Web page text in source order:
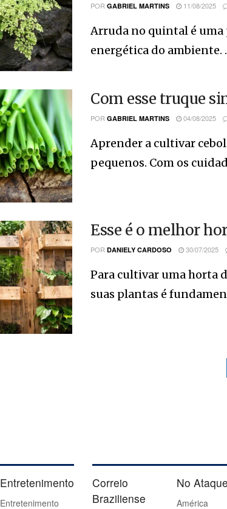
POR GABRIEL MARTINS 11/08/2025
Arruda no quintal é uma
energética do ambiente.
Com esse truque
POR GABRIEL MARTINS 04/08/2025
Aprender a cultivar
pequenos. Com os
Esse é o melhor
POR DANIELY CARDOSO 30/07/2025
Para cultivar uma horta
suas plantas é
Entretenimento
Entretenimento
Correio
Braziliense
No Ataque
América